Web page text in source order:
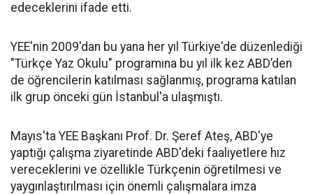
edeceklerini ifade etti.
YEE'nin 2009'dan bu yana her yıl Türkiye'de düzenlediği
"Türkçe Yaz Okulu" programına bu yıl ilk kez ABD’den
de öğrencilerin katılması sağlanmış, programa katılan
ilk grup önceki gün İstanbul'a ulaşmıştı.
Mayıs'ta YEE Başkanı Prof. Dr. Şeref Ateş, ABD'ye
yaptığı çalışma ziyaretinde ABD'deki faaliyetlere hız
vereceklerini ve özellikle Türkçenin öğretilmesi ve
yaygınlaştırılması için önemli çalışmalara imza